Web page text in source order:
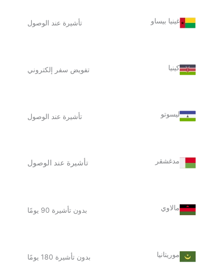
غينيا بيساو تأشيرة عند الوصول
كينيا تفويض سفر إلكتروني
ليسوتو تأشيرة عند الوصول
مدغشقر تأشيرة عند الوصول
مالاوي بدون تأشيرة 90 يومًا
موريتانيا بدون تأشيرة 180 يومًا